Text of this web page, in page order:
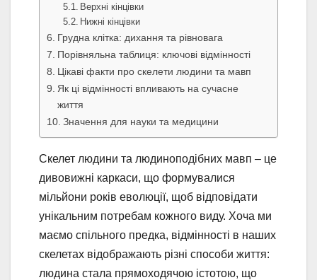
Верхні кінцівки
Нижні кінцівки
Грудна клітка: дихання та рівновага
Порівняльна таблиця: ключові відмінності
Цікаві факти про скелети людини та мавп
Як ці відмінності впливають на сучасне
життя
Значення для науки та медицини
Скелет людини та людиноподібних мавп – це
дивовижні каркаси, що формувалися
мільйони років еволюції, щоб відповідати
унікальним потребам кожного виду. Хоча ми
маємо спільного предка, відмінності в наших
скелетах відображають різні способи життя:
людина стала прямоходячою істотою, що